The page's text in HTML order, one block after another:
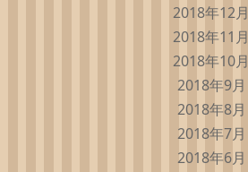
2018年12月
2018年11月
2018年10月
2018年9月
2018年8月
2018年7月
2018年6月